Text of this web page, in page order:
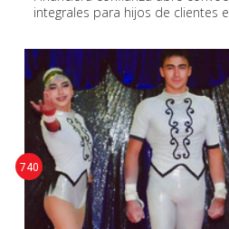
integrales para hijos de clientes
740